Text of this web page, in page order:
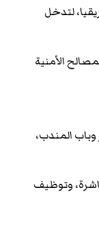
لتدخل
الأمنية
المندب،
وتوظيف